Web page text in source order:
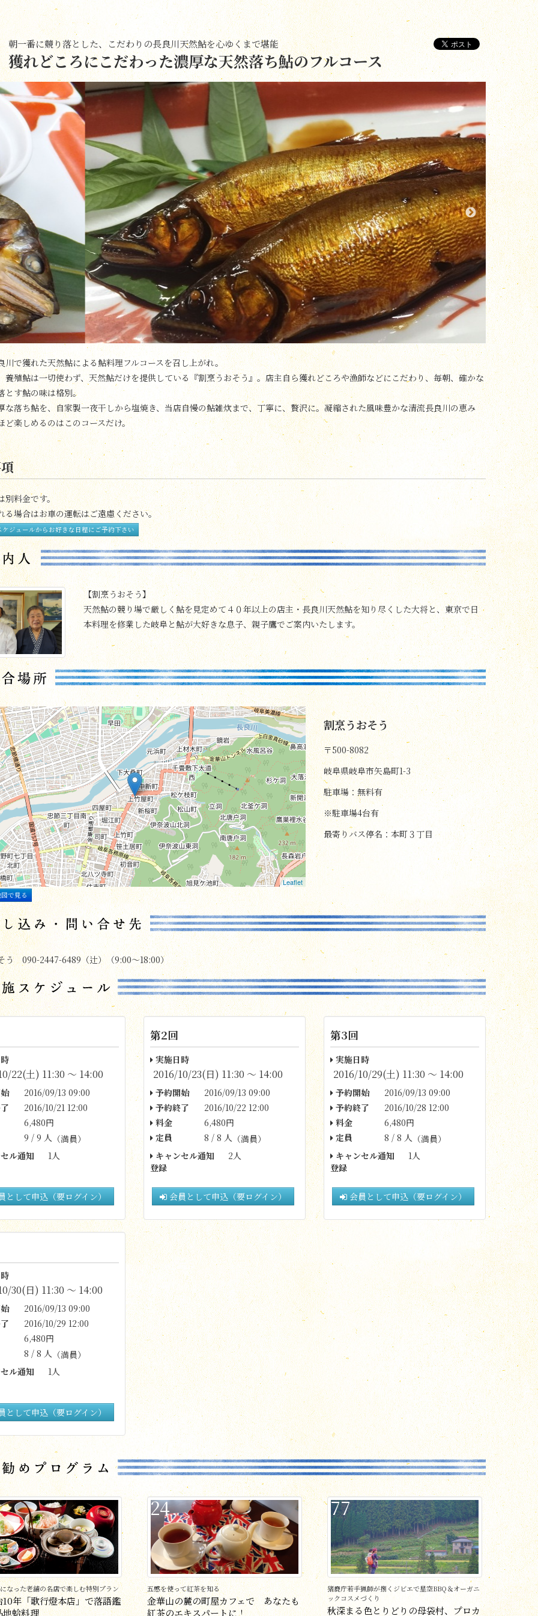
朝一番に競り落とした、こだわりの長良川天然鮎を心ゆくまで堪能
獲れどころにこだわった濃厚な天然落ち鮎のフルコース
川で獲れた天然鮎による鮎料理フルコースを召し上がれ。
養殖鮎は一切使わず、天然鮎だけを提供している『割烹うおそう』。店主自ら獲れどころや漁師などにこだわり、毎朝、確かな
とす鮎の味は格別。
な落ち鮎を、自家製一夜干しから塩焼き、当店自慢の鮎雑炊まで、丁寧に、贅沢に。凝縮された風味豊かな清流長良川の恵み
ど楽しめるのはこのコースだけ。
料金です。
場合はお車の運転はご遠慮ください。
ケジュールからお好きな日程にご予約下さい
【割烹うおそう】
天然鮎の競り場で厳しく鮎を見定めて４０年以上の店主・長良川天然鮎を知り尽くした大将と、東京で日
本料理を修業した岐阜と鮎が大好きな息子、親子鷹でご案内いたします。
Leaflet
で見る
割烹うおそう
〒500-8082
岐阜県岐阜市矢島町1-3
駐車場：無料有
※駐車場4台有
最寄りバス停名：本町３丁目
う 090-2447-6489（辻）（9:00～18:00）
22(土) 11:30 〜 14:00
2016/09/13 09:00
2016/10/21 12:00
6,480円
9 / 9 人 （満員）
ル通知
1人
として申込（要ログイン）
第2回
実施日時
2016/10/23(日) 11:30 〜 14:00
予約開始
2016/09/13 09:00
予約終了
2016/10/22 12:00
料金
6,480円
定員
8 / 8 人 （満員）
キャンセル通知
登録
2人
会員として申込（要ログイン）
第3回
実施日時
2016/10/29(土) 11:30 〜 14:00
予約開始
2016/09/13 09:00
予約終了
2016/10/28 12:00
料金
6,480円
定員
8 / 8 人 （満員）
キャンセル通知
登録
1人
会員として申込（要ログイン）
30(日) 11:30 〜 14:00
2016/09/13 09:00
2016/10/29 12:00
6,480円
8 / 8 人 （満員）
ル通知
1人
として申込（要ログイン）
なった老舗の名店で楽しむ特別プラン
10年「歌行燈本店」で落語鑑
地蛤料理
24
五感を使って紅茶を知る
金華山の麓の町屋カフェで あなたも
紅茶のエキスパートに！
77
猪鹿庁若手猟師が捌くジビエで星空BBQ＆オーガニ
ックコスメづくり
秋深まる色とりどりの母袋村、プロカ